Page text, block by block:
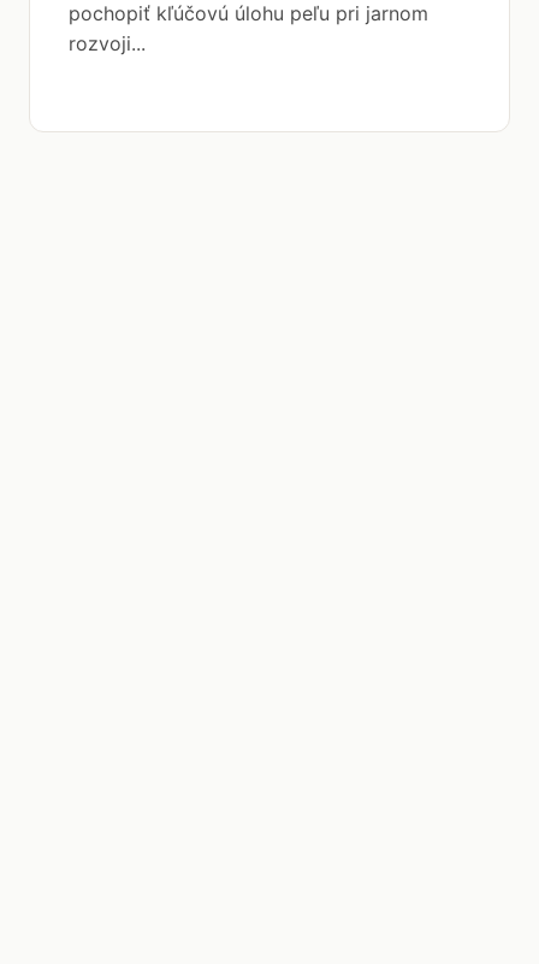
pochopiť kľúčovú úlohu peľu pri jarnom
rozvoji...